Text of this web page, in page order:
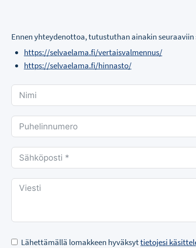
Ennen yhteydenottoa, tutustuthan ainakin seuraaviin
https://selvaelama.fi/vertaisvalmennus/
https://selvaelama.fi/hinnasto/
Lähettämällä lomakkeen hyväksyttietojesi